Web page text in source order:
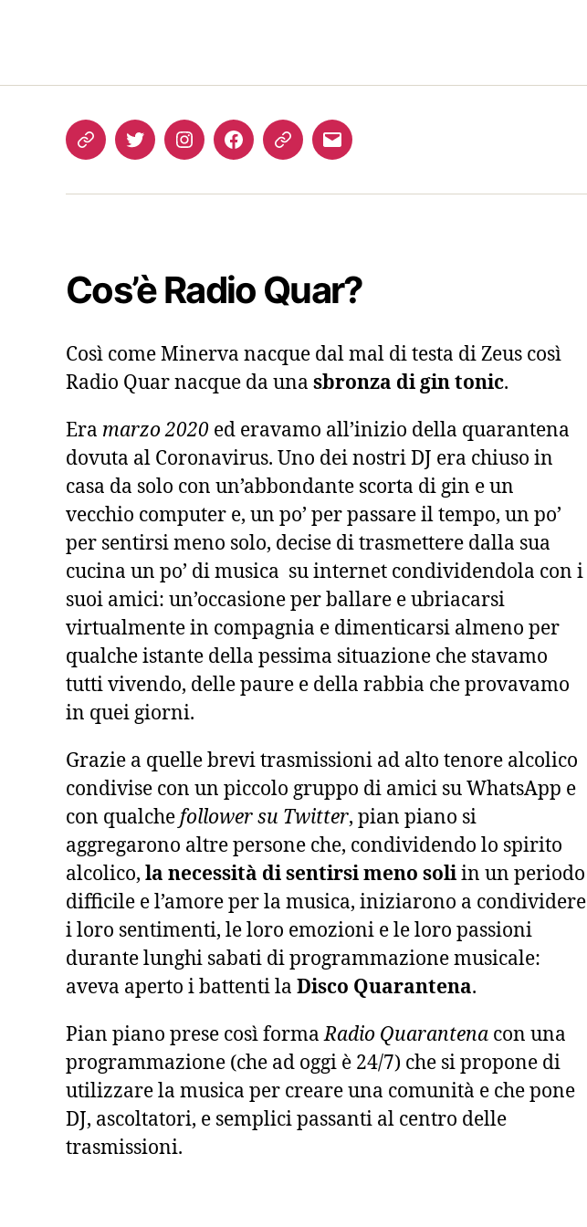
Come TwitterInstagram
FB PodcastEmail
Cos’è Radio Quar?
Così come Minerva nacque dal mal di testa di Zeus così
Radio Quar nacque da una sbronza di gin tonic.
Era marzo 2020 ed eravamo all’inizio della quarantena
dovuta al Coronavirus. Uno dei nostri DJ era chiuso in
casa da solo con un’abbondante scorta di gin e un
vecchio computer e, un po’ per passare il tempo, un po’
per sentirsi meno solo, decise di trasmettere dalla sua
cucina un po’ di musica su internet condividendola con i
suoi amici: un’occasione per ballare e ubriacarsi
virtualmente in compagnia e dimenticarsi almeno per
qualche istante della pessima situazione che stavamo
tutti vivendo, delle paure e della rabbia che provavamo
in quei giorni.
Grazie a quelle brevi trasmissioni ad alto tenore alcolico
condivise con un piccolo gruppo di amici su WhatsApp e
con qualchefollower su Twitter, pian piano si
aggregarono altre persone che, condividendo lo spirito
alcolico, la necessità di sentirsi meno soliin un periodo
difficile e l’amore per la musica, iniziarono a condividere
i loro sentimenti, le loro emozioni e le loro passioni
durante lunghi sabati di programmazione musicale:
aveva aperto i battenti la Disco Quarantena.
Pian piano prese così formaRadio Quarantena con una
programmazione (che ad oggi è 24/7) che si propone di
utilizzare la musica per creare una comunità e che pone
DJ, ascoltatori, e semplici passanti al centro delle
trasmissioni.